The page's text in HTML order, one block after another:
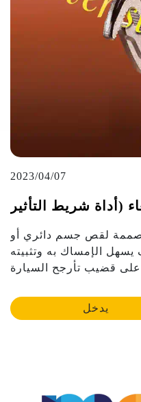
2023/04/07
لقص جسم دائري أو
الإمساك به وتثبيته
يدخل